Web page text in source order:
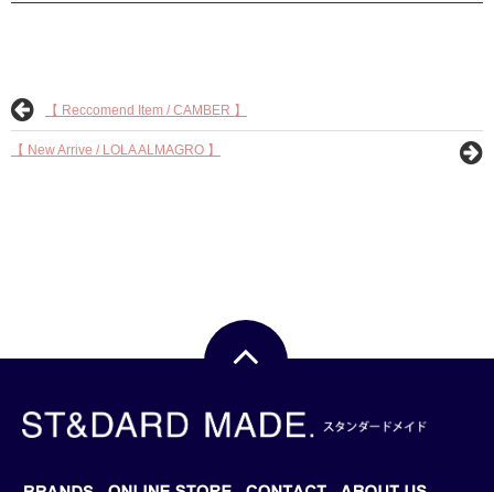
【 Reccomend Item / CAMBER 】
【 New Arrive / LOLA ALMAGRO 】